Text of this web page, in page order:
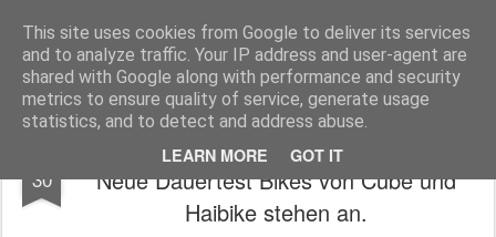
This site uses cookies from Google to deliver its services
and to analyze traffic. Your IP address and user-agent are
shared with Google along with performance and security
metrics to ensure quality of service, generate usage
statistics, and to detect and address abuse.
LEARN MORE GOT IT
Pedelec-Biker.de
Startseite Die Redaktion Über den Blog
30
Warten auf die neuen Pedelec Bikes -
Neue Dauertest Bikes von Cube und
Haibike stehen an.